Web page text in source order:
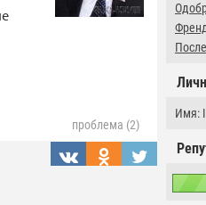
Имя:
проблема (2)